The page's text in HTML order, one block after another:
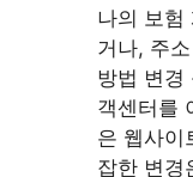
나의 보험
거나, 주
방법 변경
객센터를
은 웹사이
잡한 변경